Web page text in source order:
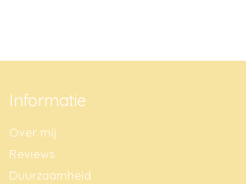
Informatie
Over mij
Reviews
Duurzaamheid